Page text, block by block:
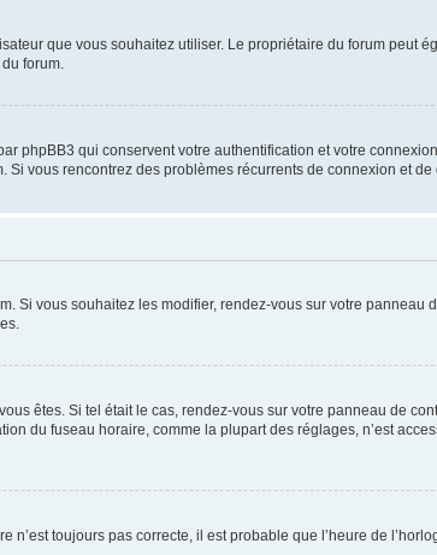
que vous souhaitez utiliser. Le propriétaire du forum peut
forum.
phpBB3 qui conservent votre authentification et votre
vous rencontrez des problèmes récurrents de connexion et
Si vous souhaitez les modifier, rendez-vous sur votre panneau
êtes. Si tel était le cas, rendez-vous sur votre panneau de
du fuseau horaire, comme la plupart des réglages, n’est
n’est toujours pas correcte, il est probable que l’heure de